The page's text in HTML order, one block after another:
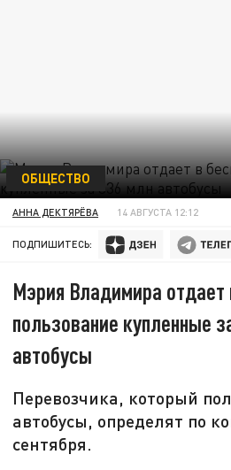
ОБЩЕСТВО
АННА ДЕКТЯРЁВА 14 АВГУСТА 12:12
ПОДПИШИТЕСЬ:
Мэрия Владимира отдает
пользование купленные
автобусы
Перевозчика, который
автобусы, определят по
сентября.